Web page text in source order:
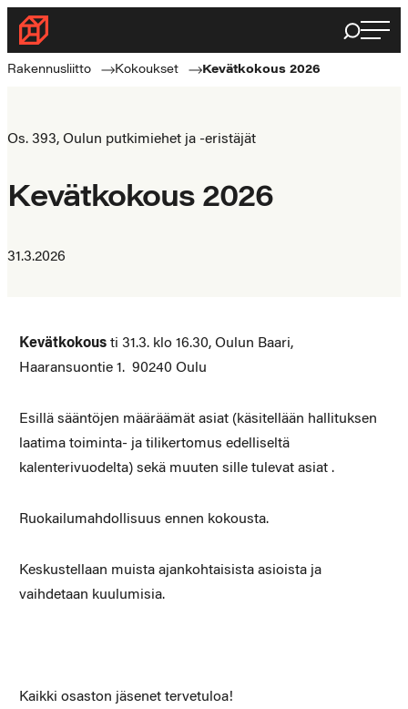
Siirry
suoraan
sisältöön
Rakennusliitto
Rakennusalan
Haku
Rakennusliitto Kokoukset Kevätkokous 2026
Os. 393, Oulun putkimiehet ja -eristäjät
Kevätkokous 2026
31.3.2026
Kevätkokousti 31.3. klo 16.30, Oulun Baari,
Haaransuontie 1. 90240 Oulu
Esillä sääntöjen määräämät asiat (käsitellään hallituksen
laatima toiminta- ja tilikertomus edelliseltä
kalenterivuodelta) sekä muuten sille tulevat asiat .
Ruokailumahdollisuus ennen kokousta.
Keskustellaan muista ajankohtaisista asioista ja
vaihdetaan kuulumisia.
Kaikki osaston jäsenet tervetuloa!